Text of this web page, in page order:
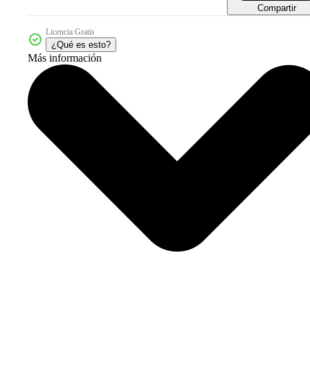
Compartir
Licencia Gratis
¿Qué es esto?
Más información